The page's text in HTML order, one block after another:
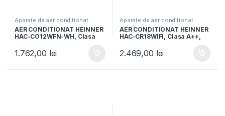
Aparate de aer conditionat
AER CONDITIONAT HEINNER
HAC-CO12WFN-WH, Clasa
Functie ECO, Follow me, R32,
Alb
1.762,00 lei
Aparate de aer conditionat
AER CONDITIONAT HEINNER
HAC-CR18WIFI, Clasa A++,
Control Wi-Fi, Functie
incalzire, Follow me, Functie
2.469,00 lei